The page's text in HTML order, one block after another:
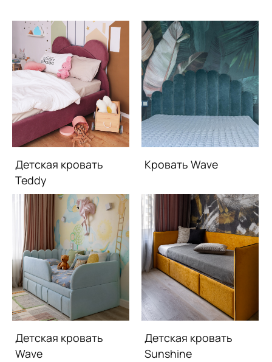
Детская кровать
Teddy
Кровать Wave
Детская кровать
Wave
Детская кровать
Sunshine